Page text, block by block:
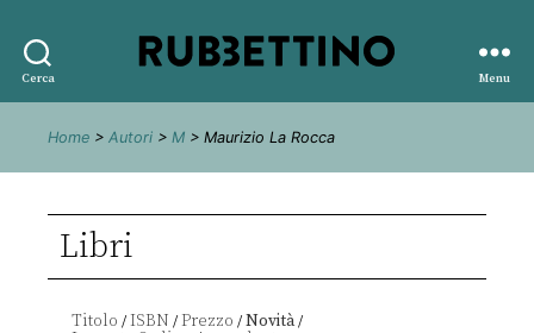
Cerca
editore
Menu
Home > Autori > M > Maurizio La Rocca
Libri
Titolo /ISBN /Prezzo /Novità/